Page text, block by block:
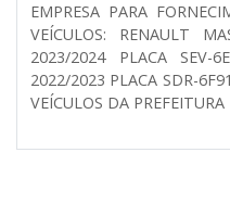
EMPRESA PARA
VEÍCULOS: RENAULT
2023/2024 PLACA
2022/2023 PLACA SDR-
VEÍCULOS DA PREFEITURA